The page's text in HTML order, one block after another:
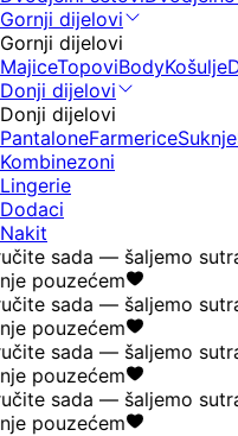
Gornji dijelovi
Gornji dijelovi
MajiceTopoviBodyKošulje
Donji dijelovi
Donji dijelovi
PantaloneFarmericeSuknje
Kombinezoni
Lingerie
Dodaci
Nakit
sada — šaljemo sutra
pouzećem
sada — šaljemo sutra
pouzećem
sada — šaljemo sutra
pouzećem
sada — šaljemo sutra
pouzećem